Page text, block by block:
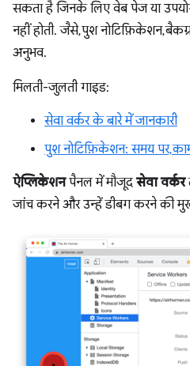
सकता है जिनके लिए वेब पेज या
नहीं होती. जैसे, पुश नोटिफ़िकेशन,
अनुभव.
मिलती-जुलती गाइड:
सेवा वर्कर के बारे में जानकारी
पुश नोटिफ़िकेशन: समय पर,
ऐप्लिकेशनपैनल में मौजूद सेवा वर्कर
जांच करने और उन्हें डीबग करने की